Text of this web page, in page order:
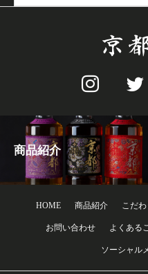
商品紹介
HOME 商品紹介 こだわ
お問い合わせ よくある
ソーシャル